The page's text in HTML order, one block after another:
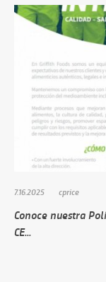
7.16.2025 cprice
Conoce nuestra
CE...